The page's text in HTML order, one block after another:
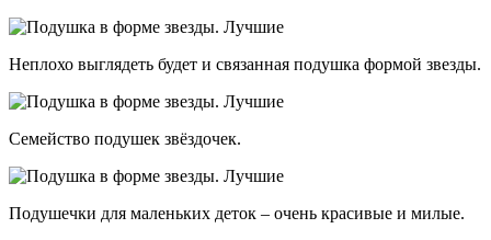
Неплохо выглядеть будет и связанная подушка формой звезды.
Семейство подушек звёздочек.
Подушечки для маленьких деток – очень красивые и милые.